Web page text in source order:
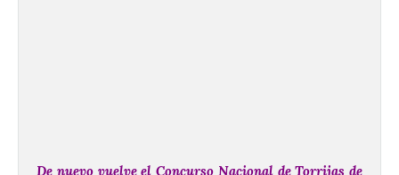
De nuevo vuelve el Concurso Nacional de Torrijas de